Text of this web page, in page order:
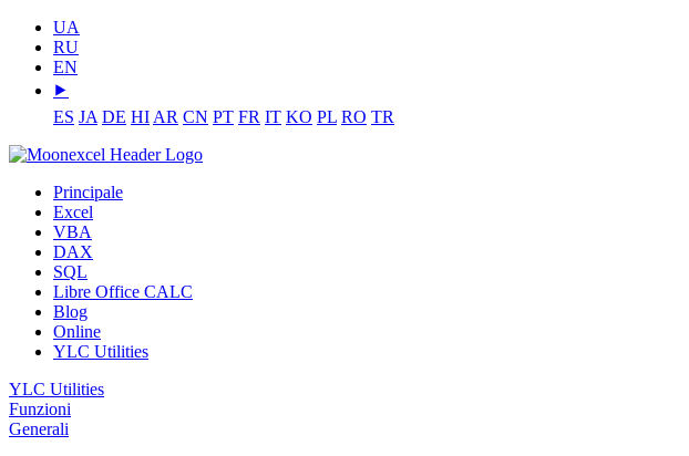
UA
RU
EN
⯈
ES JA DE HI AR CN PT FR IT KO PL RO TR
Principale
Excel
VBA
DAX
SQL
Libre Office CALC
Blog
Online
YLC Utilities
YLC Utilities
Funzioni
Generali